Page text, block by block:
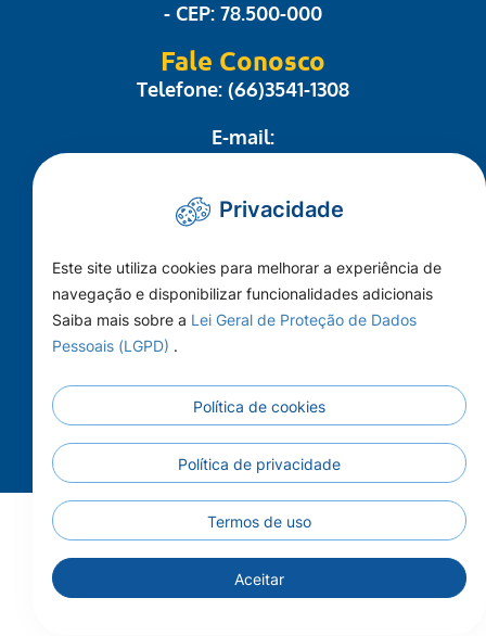
- CEP: 78.500-000
Fale Conosco
Telefone: (66)3541-1308
E-mail:
administrativo@camaracolider.mt.gov.br
Mapa do Site
Conheça a Câmara
A Cidade
Principal
Publicações
Contato
Todos os Direitos Reservados - Câmara Municipal de
Privacidade
Este site utiliza cookies para melhorar a experiência de
navegação e disponibilizar funcionalidades adicionais
Saiba mais sobre a Lei Geral de Proteção de Dados
Pessoais (LGPD) .
Política de cookies
Política de privacidade
Termos de uso
Aceitar